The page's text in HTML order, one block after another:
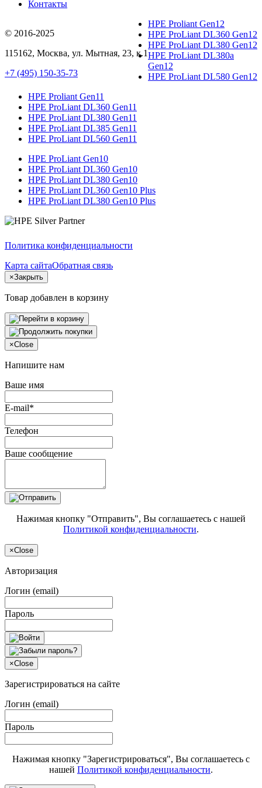
Контакты
© 2016-2025
115162, Москва, ул. Мытная, 23, к.1
+7 (495) 150-35-73
HPE Proliant Gen12
HPE ProLiant DL360 Gen12
HPE ProLiant DL380 Gen12
HPE ProLiant DL380a
Gen12
HPE ProLiant DL580 Gen12
HPE Proliant Gen11
HPE ProLiant DL360 Gen11
HPE ProLiant DL380 Gen11
HPE ProLiant DL385 Gen11
HPE ProLiant DL560 Gen11
HPE ProLiant Gen10
HPE ProLiant DL360 Gen10
HPE ProLiant DL380 Gen10
HPE ProLiant DL360 Gen10 Plus
HPE ProLiant DL380 Gen10 Plus
Политика конфиденциальности
Карта сайтаОбратная связь
×Закрыть
Товар добавлен в корзину
×Close
Напишите нам
Ваше имя
E-mail*
Телефон
Ваше сообщение
Нажимая кнопку "Отправить", Вы соглашаетесь с нашей
Политикой конфиденциальности.
×Close
Авторизация
Логин (email)
Пароль
×Close
Зарегистрироваться на сайте
Логин (email)
Пароль
Нажимая кнопку "Зарегистрироваться", Вы соглашаетесь с
нашей Политикой конфиденциальности.